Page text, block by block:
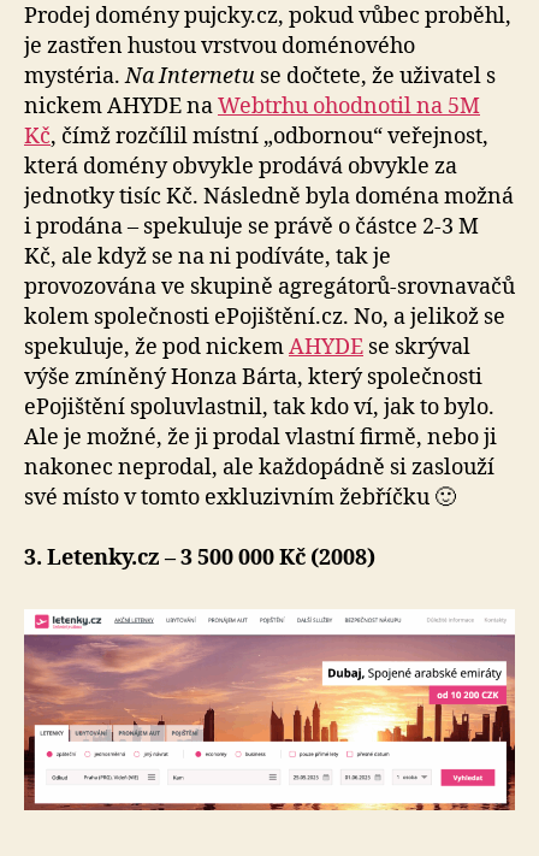
Prodej domény pujcky.cz, pokud vůbec proběhl,
je zastřen hustou vrstvou doménového
mystéria.Na Internetu se dočtete, že uživatel s
nickem AHYDE naWebtrhu ohodnotil na 5M
Kč, čímž rozčílil místní „odbornou“ veřejnost,
která domény obvykle prodává obvykle za
jednotky tisíc Kč. Následně byla doména možná
i prodána – spekuluje se právě o částce 2-3 M
Kč, ale když se na ni podíváte, tak je
provozována ve skupině agregátorů-srovnavačů
kolem společnosti ePojištění.cz. No, a jelikož se
spekuluje, že pod nickemAHYDE se skrýval
výše zmíněný Honza Bárta, který společnosti
ePojištění spoluvlastnil, tak kdo ví, jak to bylo.
Ale je možné, že ji prodal vlastní firmě, nebo ji
nakonec neprodal, ale každopádně si zaslouží
své místo v tomto exkluzivním žebříčku 🙂
3. Letenky.cz – 3 500 000 Kč (2008)